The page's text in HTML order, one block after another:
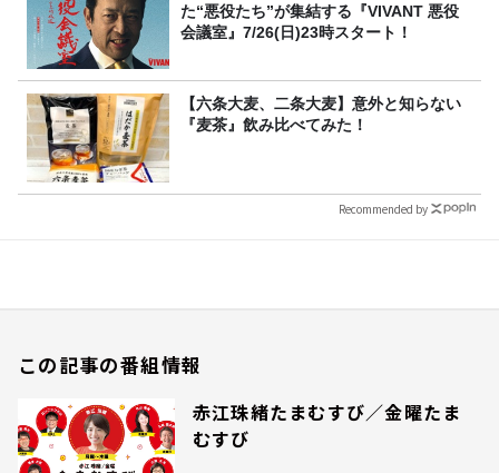
た“悪役たち”が集結する『VIVANT 悪役
会議室』7/26(日)23時スタート！
【六条大麦、二条大麦】意外と知らない
『麦茶』飲み比べてみた！
Recommended by
この記事の番組情報
赤江珠緒たまむすび／金曜たま
むすび